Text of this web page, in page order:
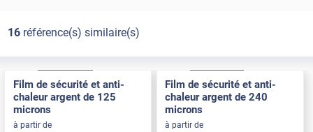
16référence(s) similaire(s)
Film de sécurité et anti-
chaleur argent de 125
microns
à partir de
Film de sécurité et anti-
chaleur argent de 240
microns
à partir de